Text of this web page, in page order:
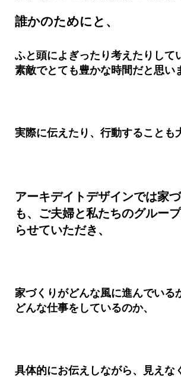
誰かのためにと、
ふと頭によぎったり考えたりして
素敵でとても豊かな時間だと思い
実際に伝えたり、行動することも
アーキデイトデザインでは家
も、ご夫婦と私たちのグルー
らせていただき、
家づくりがどんな風に進んでいる
どんな仕事をしているのか、
具体的にお伝えしながら、見えな